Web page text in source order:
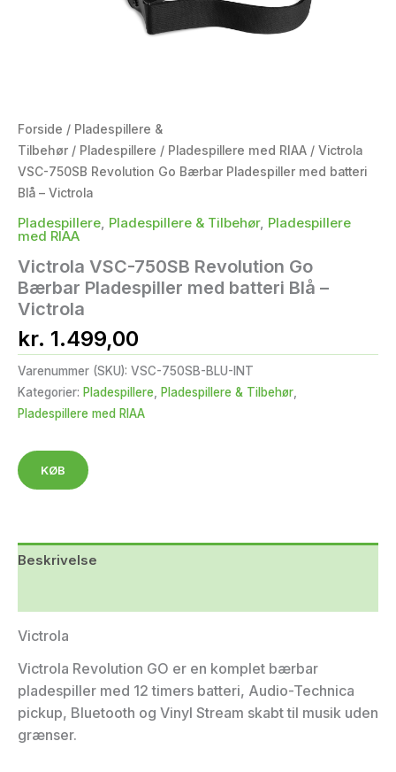
Forside / Pladespillere &
Tilbehør / Pladespillere / Pladespillere med RIAA / Victrola
VSC-750SB Revolution Go Bærbar Pladespiller med batteri
Blå – Victrola
Pladespillere Pladespillere & Tilbehør, Pladespillere
med RIAA
Victrola VSC-750SB Revolution Go
Bærbar Pladespiller med batteri Blå –
Victrola
kr. 1.499,00
Varenummer (SKU): VSC-750SB-BLU-INT
Kategorier: Pladespillere, Pladespillere & Tilbehør,
Pladespillere med RIAA
KØB
Beskrivelse
Victrola
Victrola Revolution GO er en komplet bærbar
pladespiller med 12 timers batteri, Audio-Technica
pickup, Bluetooth og Vinyl Stream skabt til musik uden
grænser.